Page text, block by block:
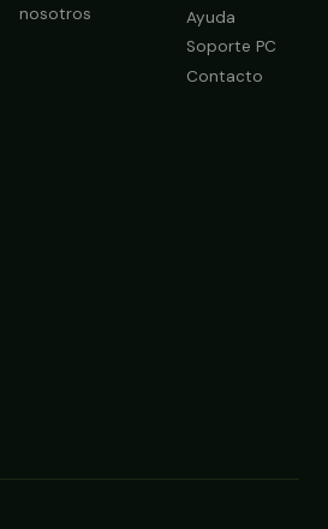
nosotros
Ayuda
Soporte PC
Contacto